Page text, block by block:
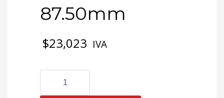
87.50mm
$23,023 IVA